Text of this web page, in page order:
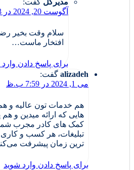
آگوست 20, 2024 در 10:33 ق.ظ
سلام وقت بخیر
افتخار ماست…
برای پاسخ دادن
alizadeh گفت:
می 1, 2024 در 7:59 ب.ظ
هم خدمات تون عالیه و
هایی که ارائه میدین و هم
کمک های کادر مجرب شما
تبلیغات، هر کسب و کاری
ترین زمان پیشرفت
برای پاسخ دادن وارد شوید